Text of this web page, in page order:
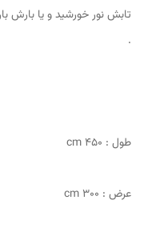
تابش نور خورشید و یا بارش
.
طول : 450 cm
عرض : 300 cm